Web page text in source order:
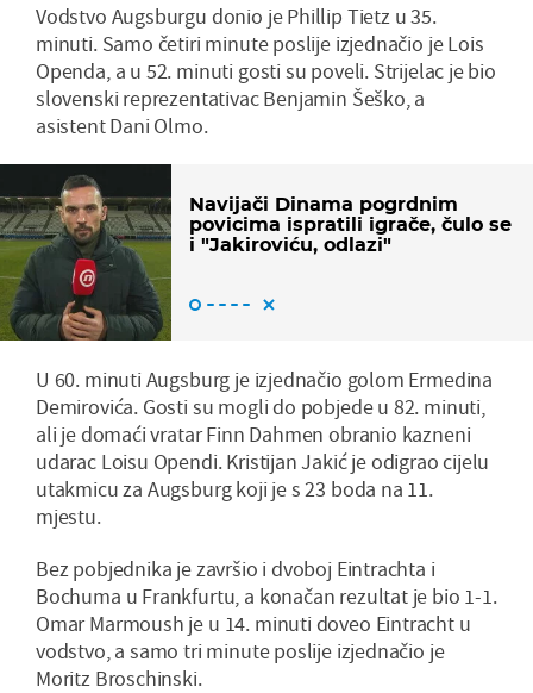
Vodstvo Augsburgu donio je Phillip Tietz u 35.
minuti. Samo četiri minute poslije izjednačio je Lois
Openda, a u 52. minuti gosti su poveli. Strijelac je bio
slovenski reprezentativac Benjamin Šeško, a
asistent Dani Olmo.
Navijači Dinama pogrdnim
povicima ispratili igrače, čulo se
i "Jakiroviću, odlazi"
U 60. minuti Augsburg je izjednačio golom Ermedina
Demirovića. Gosti su mogli do pobjede u 82. minuti,
ali je domaći vratar Finn Dahmen obranio kazneni
udarac Loisu Opendi. Kristijan Jakić je odigrao cijelu
utakmicu za Augsburg koji je s 23 boda na 11.
mjestu.
Bez pobjednika je završio i dvoboj Eintrachta i
Bochuma u Frankfurtu, a konačan rezultat je bio 1-1.
Omar Marmoush je u 14. minuti doveo Eintracht u
vodstvo, a samo tri minute poslije izjednačio je
Moritz Broschinski.